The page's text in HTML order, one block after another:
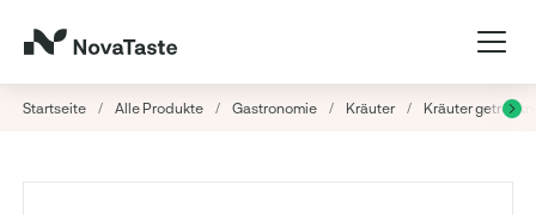
Startseite / Alle Produkte / Gastronomie / Kräuter / Kräuter